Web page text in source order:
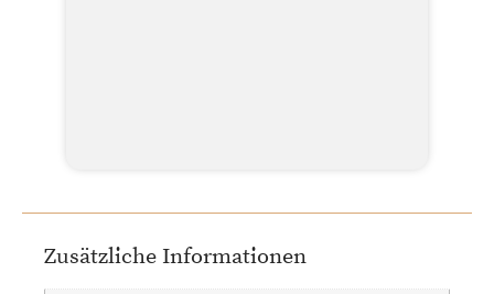
Zusätzliche Informationen